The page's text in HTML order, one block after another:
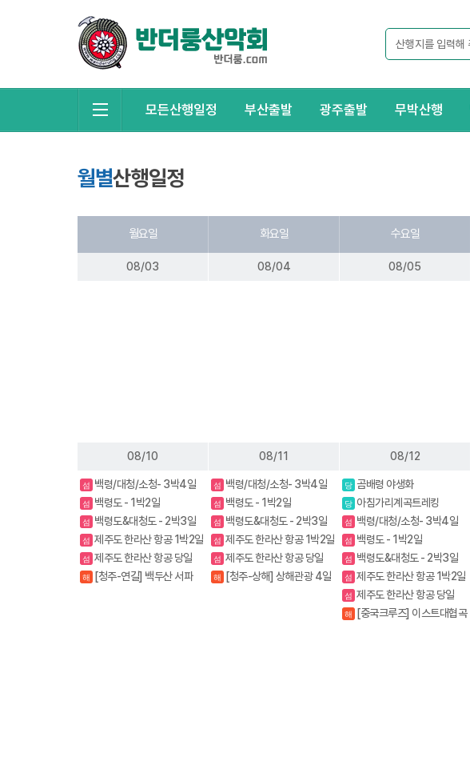
모든산행일정 부산출발 광주출발 무박산행
월별산행일정
월요일 화요일 수요일
08/03 08/04 08/05
08/10
섬 백령/대청/소청- 3박4일
섬 백령도 - 1박2일
섬 백령도&대청도 - 2박3일
섬 제주도 한라산 항공 1박2일
섬 제주도 한라산 항공 당일
해 [청주-연길] 백두산 서파
08/11
섬 백령/대청/소청- 3박4일
섬 백령도 - 1박2일
섬 백령도&대청도 - 2박3일
섬 제주도 한라산 항공 1박2일
섬 제주도 한라산 항공 당일
해 [청주-상해] 상해관광 4일
08/12
당 곰배령 야생화
당 아침가리계곡트레킹
섬 백령/대청/소청- 3박4일
섬 백령도 - 1박2일
섬 백령도&대청도 - 2박3일
섬 제주도 한라산 항공 1박2일
섬 제주도 한라산 항공 당일
해 [중국크루즈] 이스트대협곡